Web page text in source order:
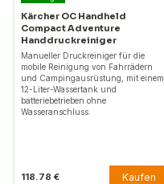
Kärcher OC Handheld
Compact Adventure
Handdruckreiniger
Manueller Druckreiniger für die
mobile Reinigung von Fahrrädern
und Campingausrüstung, mit einem
12-Liter-Wassertank und
batteriebetrieben ohne
Wasseranschluss.
118.78 € Kaufen